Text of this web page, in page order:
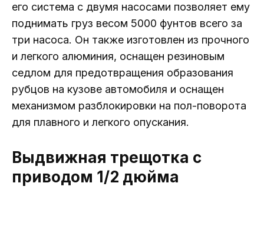
его система с двумя насосами позволяет ему
поднимать груз весом 5000 фунтов всего за
три насоса. Он также изготовлен из прочного
и легкого алюминия, оснащен резиновым
седлом для предотвращения образования
рубцов на кузове автомобиля и оснащен
механизмом разблокировки на пол-поворота
для плавного и легкого опускания.
Выдвижная трещотка с
приводом 1/2 дюйма